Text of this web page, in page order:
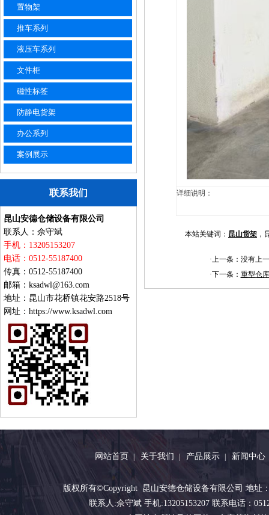
置物架
推车系列
液压车系列
文件柜
磁性标签
防静电货架
办公系列
案例展示
联系我们
昆山安德仓储设备有限公司
联系人：佘守斌
手机：13205153207
电话：0512-55187400
传真：0512-55187400
邮箱：ksadwl@163.com
地址：昆山市花桥镇花安路2518号
网址：https://www.ksadwl.com
详细说明：
本站关键词： 昆山货架 ，
·上一条：没有上
·下一条： 重型仓
网站首页 关于我们 产品展示 新闻中心
版权所有©Copyright 昆山安德仓储设备有限公司 地址
联系人:佘守斌 手机:13205153207 联系电话：